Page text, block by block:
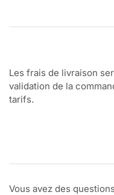
Les frais de livraison
validation de la
tarifs.
Vous avez des